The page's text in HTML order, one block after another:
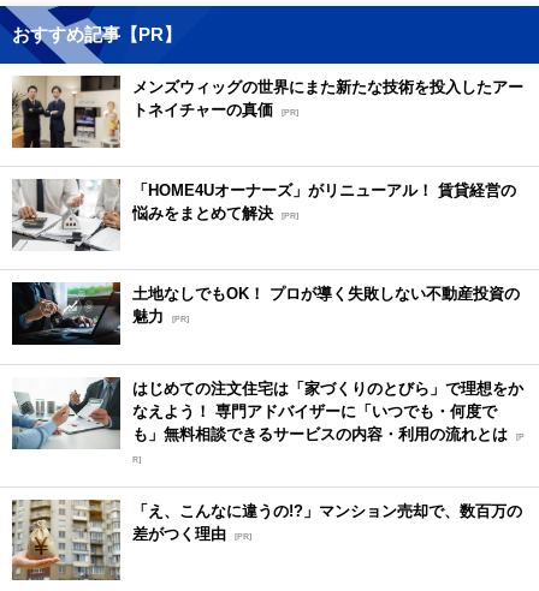
おすすめ記事【PR】
メンズウィッグの世界にまた新たな技術を投入したアー
トネイチャーの真価 [PR]
「HOME4Uオーナーズ」がリニューアル！ 賃貸経営の
悩みをまとめて解決 [PR]
土地なしでもOK！ プロが導く失敗しない不動産投資の
魅力
[PR]
はじめての注文住宅は「家づくりのとびら」で理想をか
なえよう！ 専門アドバイザーに「いつでも・何度で
も」無料相談できるサービスの内容・利用の流れとは [P
R]
「え、こんなに違うの!?」マンション売却で、数百万の
差がつく理由 [PR]